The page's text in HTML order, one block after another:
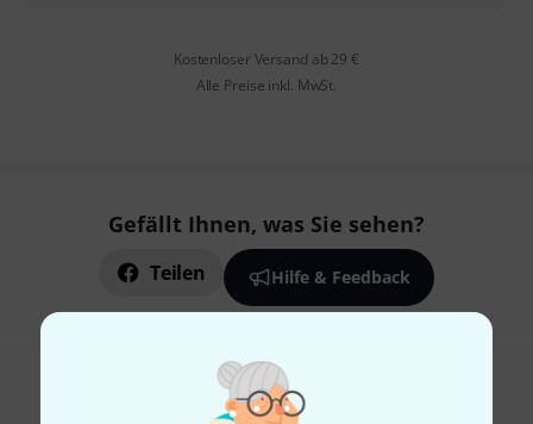
Kostenloser Versand ab 29 €
Alle Preise inkl. MwSt.
Gefällt Ihnen, was Sie sehen?
Teilen Hilfe & Feedback